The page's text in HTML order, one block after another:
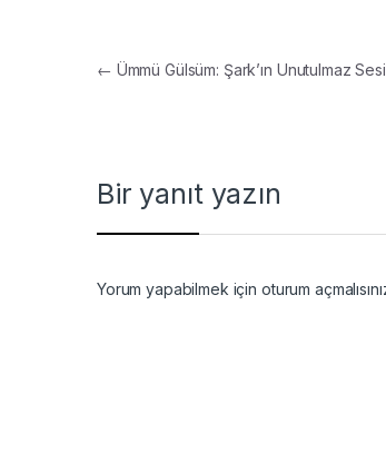
Yazı gezinmesi
← Ümmü Gülsüm: Şark’ın Unutulmaz Sesi
Bir yanıt yazın
Yorum yapabilmek için oturum